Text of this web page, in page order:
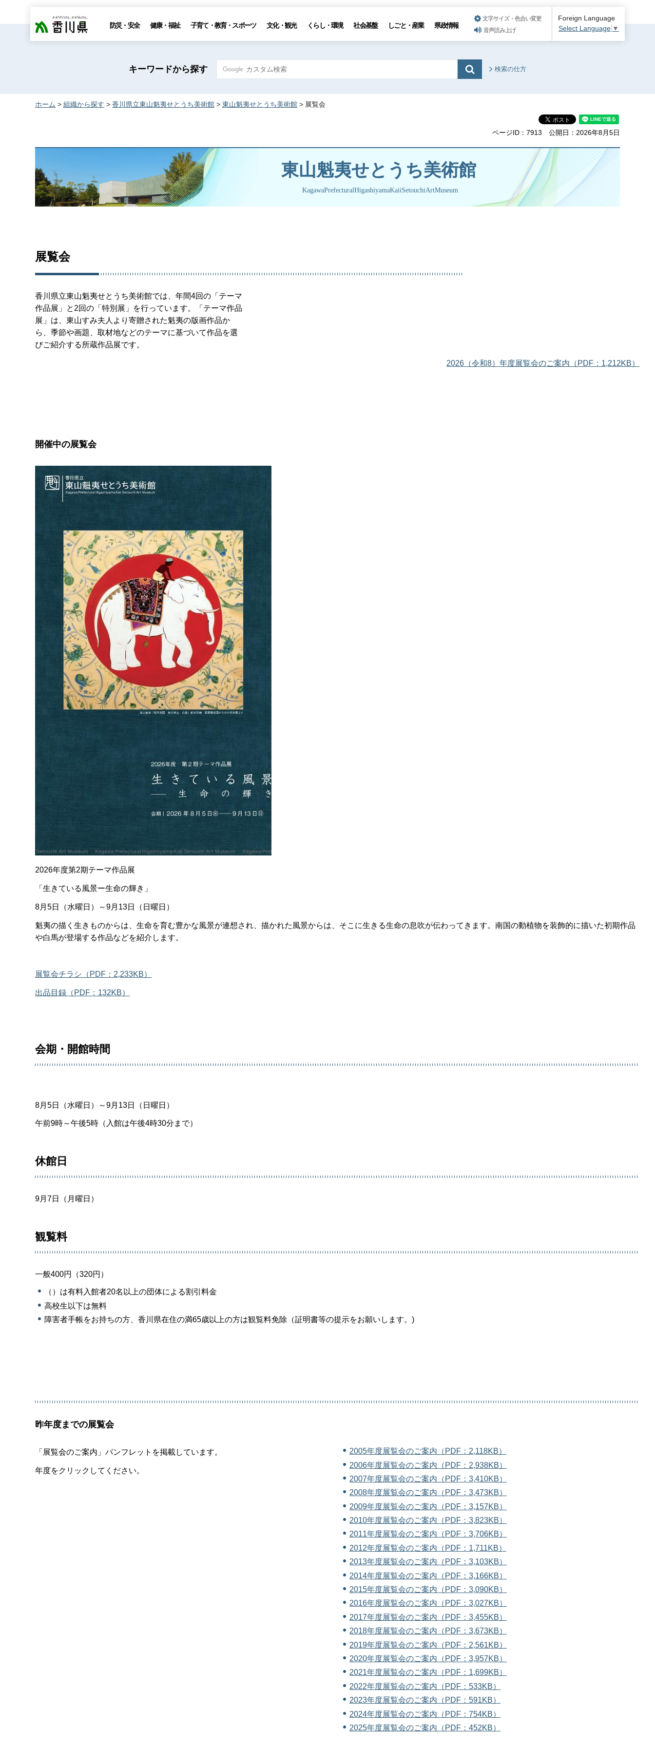
香川県 防災・安全 健康・福祉 子育て・教育・スポーツ 文化・観光 くらし・環境 社会基盤 しごと・産業 県政情報
文字サイズ・色合い変更
音声読み上げ
Foreign Language
Select Language ▼
キーワードから探す 検索の仕方
ホーム > 組織から探す > 香川県立東山魁夷せとうち美術館 > 東山魁夷せとうち美術館 > 展覧会
ページID：7913 公開日：2026年8月5日
東山魁夷せとうち美術館
KagawaPrefecturalHigashiyamaKaiiSetouchiArtMuseum
展覧会
香川県立東山魁夷せとうち美術館では、年間4回の「テーマ
作品展」と2回の「特別展」を行っています。「テーマ作品
展」は、東山すみ夫人より寄贈された魁夷の版画作品か
ら、季節や画題、取材地などのテーマに基づいて作品を選
びご紹介する所蔵作品展です。
2026（令和8）年度展覧会のご案内（PDF：1,212KB）
開催中の展覧会
2026年度第2期テーマ作品展
「生きている風景ー生命の輝き」
8月5日（水曜日）～9月13日（日曜日）
魁夷の描く生きものからは、生命を育む豊かな風景が連想され、描かれた風景からは、そこに生きる生命の息吹が伝わってきます。南国の動植物を装飾的に描いた初期作品
や白馬が登場する作品などを紹介します。
展覧会チラシ（PDF：2,233KB）
出品目録（PDF：132KB）
会期・開館時間
8月5日（水曜日）～9月13日（日曜日）
午前9時～午後5時（入館は午後4時30分まで）
休館日
9月7日（月曜日）
観覧料
一般400円（320円）
（）は有料入館者20名以上の団体による割引料金
高校生以下は無料
障害者手帳をお持ちの方、香川県在住の満65歳以上の方は観覧料免除（証明書等の提示をお願いします。)
昨年度までの展覧会
「展覧会のご案内」パンフレットを掲載しています。
年度をクリックしてください。
2005年度展覧会のご案内（PDF：2,118KB）
2006年度展覧会のご案内（PDF：2,938KB）
2007年度展覧会のご案内（PDF：3,410KB）
2008年度展覧会のご案内（PDF：3,473KB）
2009年度展覧会のご案内（PDF：3,157KB）
2010年度展覧会のご案内（PDF：3,823KB）
2011年度展覧会のご案内（PDF：3,706KB）
2012年度展覧会のご案内（PDF：1,711KB）
2013年度展覧会のご案内（PDF：3,103KB）
2014年度展覧会のご案内（PDF：3,166KB）
2015年度展覧会のご案内（PDF：3,090KB）
2016年度展覧会のご案内（PDF：3,027KB）
2017年度展覧会のご案内（PDF：3,455KB）
2018年度展覧会のご案内（PDF：3,673KB）
2019年度展覧会のご案内（PDF：2,561KB）
2020年度展覧会のご案内（PDF：3,957KB）
2021年度展覧会のご案内（PDF：1,699KB）
2022年度展覧会のご案内（PDF：533KB）
2023年度展覧会のご案内（PDF：591KB）
2024年度展覧会のご案内（PDF：754KB）
2025年度展覧会のご案内（PDF：452KB）